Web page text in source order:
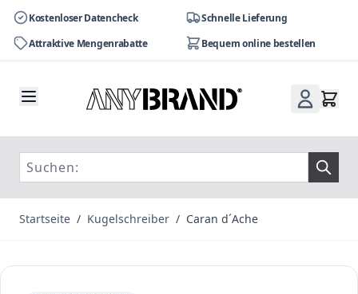
Kostenloser Datencheck
Schnelle Lieferung
Attraktive Mengenrabatte
Bequem online bestellen
Startseite / Kugelschreiber / Caran d´Ache